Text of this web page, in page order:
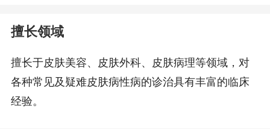
擅长领域
擅长于皮肤美容、皮肤外科、皮肤病理等领域，对
各种常见及疑难皮肤病性病的诊治具有丰富的临床
经验。